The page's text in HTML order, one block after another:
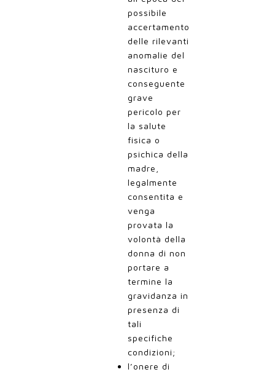
possibile
accertamento
delle rilevanti
anomalie del
nascituro e
conseguente
grave
pericolo per
la salute
fisica o
psichica della
madre,
legalmente
consentita e
venga
provata la
volontà della
donna di non
portare a
termine la
gravidanza in
presenza di
tali
specifiche
condizioni;
l’onere di